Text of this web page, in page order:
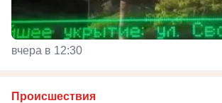
вчера в 12:30
Происшествия